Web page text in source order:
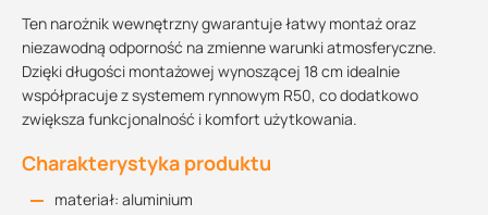
Ten narożnik wewnętrzny gwarantuje łatwy montaż oraz
niezawodną odporność na zmienne warunki atmosferyczne.
Dzięki długości montażowej wynoszącej 18 cm idealnie
współpracuje z systemem rynnowym R50, co dodatkowo
zwiększa funkcjonalność i komfort użytkowania.
Charakterystyka produktu
materiał: aluminium